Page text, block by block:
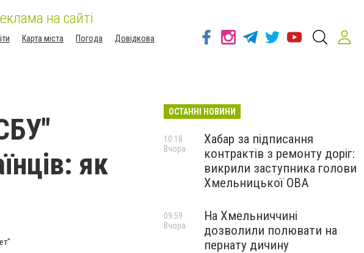
на сайті
Карта міста Погода
Довідкова
як
ОСТАННІ НОВИНИ
Хабар за підписання
контрактів з ремонту доріг:
викрили заступника голови
Хмельницької ОВА
10:18
Вчора
На Хмельниччині
дозволили полювати на
пернату дичину
09:59
Вчора